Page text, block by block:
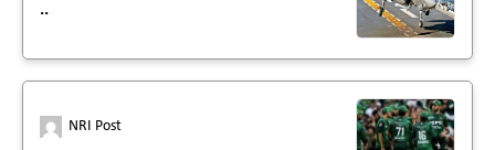
..
NRI Post